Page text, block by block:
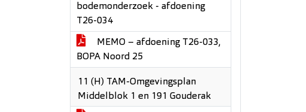
bodemonderzoek - afdoening
T26-034
MEMO – afdoening T26-033,
BOPA Noord 25
11 (H) TAM-Omgevingsplan
Middelblok 1 en 191 Gouderak